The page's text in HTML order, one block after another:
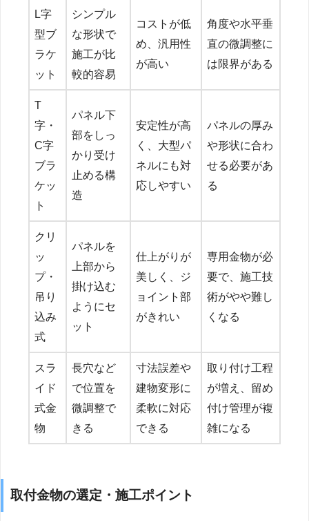
L字
型ブ
ラケ
ット
シンプル
な形状で
施工が比
較的容易
コストが低
め、汎用性
が高い
角度や水平垂
直の微調整に
は限界がある
T
字・
C字
ブラ
ケッ
ト
パネル下
部をしっ
かり受け
止める構
造
安定性が高
く、大型パ
ネルにも対
応しやすい
パネルの厚み
や形状に合わ
せる必要があ
る
クリ
ッ
プ・
吊り
込み
式
パネルを
上部から
掛け込む
ようにセ
ット
仕上がりが
美しく、ジ
ョイント部
がきれい
専用金物が必
要で、施工技
術がやや難し
くなる
スラ
イド
式金
物
長穴など
で位置を
微調整で
きる
寸法誤差や
建物変形に
柔軟に対応
できる
取り付け工程
が増え、留め
付け管理が複
雑になる
取付金物の選定・施工ポイント